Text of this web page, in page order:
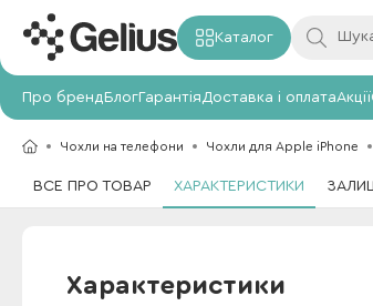
Каталог
Про брендБлогГарантія Доставка і оплатаАкції
Чохли на телефони Чохли для Apple iPhone
ВСЕ ПРО ТОВАР ХАРАКТЕРИСТИКИ
Характеристики